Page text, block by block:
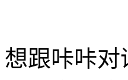
想跟咔咔